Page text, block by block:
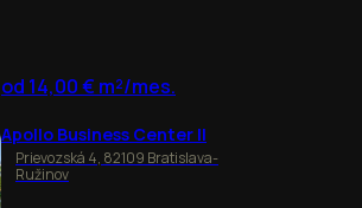
od 14,00 € m²/mes.
Apollo Business Center II
Prievozská 4, 82109 Bratislava-
Ružinov